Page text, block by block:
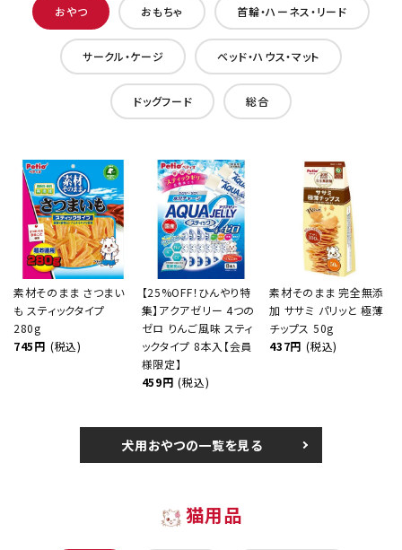
おやつ おもちゃ 首輪・ハーネス・リード
サークル・ケージ ベッド・ハウス・マット
ドッグフード 総合
素材そのまま さつまい
も スティックタイプ
280g
745円 (税込)
【25%OFF！ひんやり特
集】アクアゼリー 4つの
ゼロ りんご風味 スティ
ックタイプ 8本入【会員
様限定】
459円 (税込)
素材そのまま 完全無添
加 ササミ パリッと 極薄
チップス 50g
437円 (税込)
犬用おやつの一覧を見る
猫用品